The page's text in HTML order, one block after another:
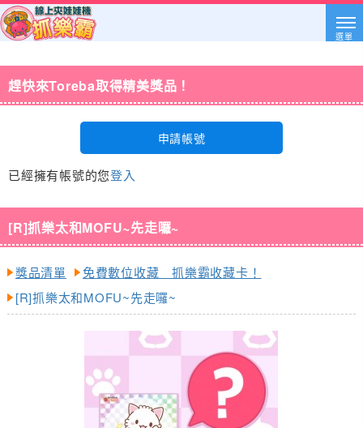
選單
趕快來Toreba取得精美獎品！
申請帳號
已經擁有帳號的您登入
[R]抓樂太和MOFU~先走囉~
獎品清單
免費數位收藏 抓樂霸收藏卡！
[R]抓樂太和MOFU~先走囉~